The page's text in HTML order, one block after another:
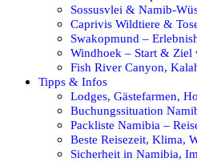
Sossusvlei & Namib-
Caprivis Wildtiere &
Swakopmund –
Windhoek – Start & Ziel
Fish River Canyon,
Tipps & Infos
Lodges, Gästefarmen,
Buchungssituation
Packliste Namibia –
Beste Reisezeit, Klima,
Sicherheit in Namibia,